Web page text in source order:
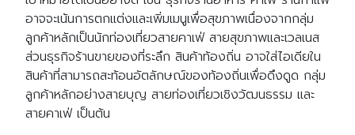
Search
for: Search
อาจจะเน้นการตกแต่งและเพิ่มเมนูเพื่อสุขภาพเนื่องจากกลุ่ม
ลูกค้าหลักเป็นนักท่องเที่ยวสายคาเฟ่ สายสุขภาพและเวลเนส
ส่วนธุรกิจร้านขายของที่ระลึก สินค้าท้องถิ่น อาจใส่ไอเดียใน
สินค้าที่สามารถสะท้อนอัตลักษณ์ของท้องถิ่นเพื่อดึงดูด กลุ่ม
ลูกค้าหลักอย่างสายบุญ สายท่องเที่ยวเชิงวัฒนธรรม และ
สายคาเฟ่ เป็นต้น